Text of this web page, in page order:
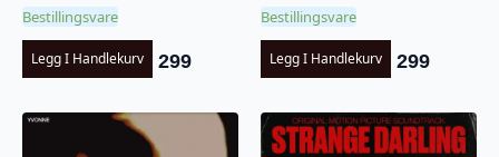
Bestillingsvare
Legg I Handlekurv 299
Bestillingsvare
Legg I Handlekurv 299